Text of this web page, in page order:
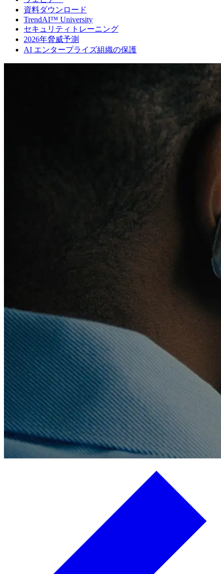
資料ダウンロード
TrendAI™ University
セキュリティトレーニング
2026年脅威予測
AI エンタープライズ組織の保護